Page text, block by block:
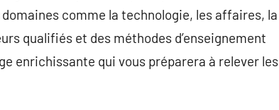
comme la technologie, les affaires, la
qualifiés et des méthodes d’enseignement
enrichissante qui vous préparera à relever les